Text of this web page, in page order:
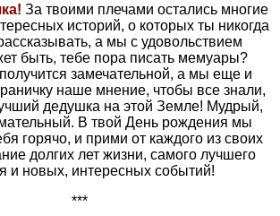
За твоими плечами остались многие
историй, о которых ты никогда
а мы с удовольствием
быть, тебе пора писать мемуары?
замечательной, а мы еще и
наше мнение, чтобы все знали,
дедушка на этой Земле! Мудрый,
В твой День рождения мы
горячо, и прими от каждого из своих
долгих лет жизни, самого лучшего
и новых, интересных событий!
***